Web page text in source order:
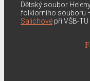
Dětský soubor
folklorního souboru
Salichové při VŠB-TU